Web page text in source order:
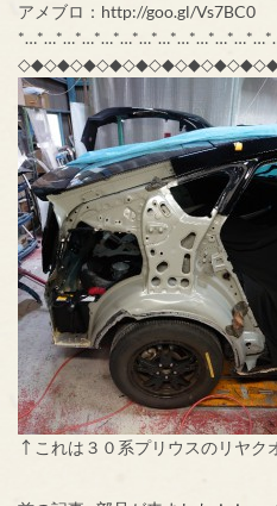
アメブロ：http://goo.gl/Vs7BC0
↑これは３０系プリウスのリヤク